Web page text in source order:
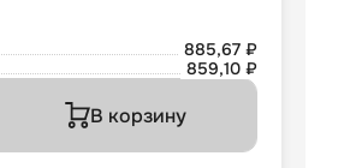
885,67 ₽
859,10 ₽
В корзину